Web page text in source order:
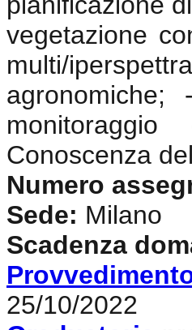
vegetazione
multi/
Conoscenza
Numero
Sede: Milano
Scadenza
25/10/2022